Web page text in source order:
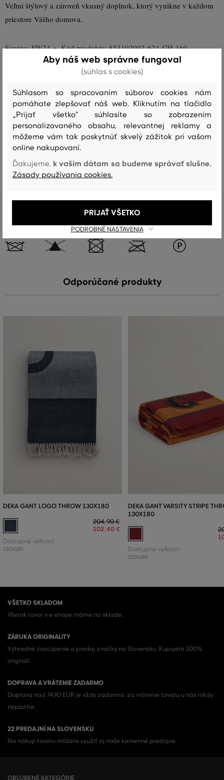
Veľmi štýlový a zároveň vkusný doplnok, ktorý vynikne v každom
priestore Vášho domova.
Sezóna: FW24 Kód produktu:853102002-624-GH-160
Zloženie
vrchný materiál
BAVLNA
35 % 35 % 15 %
RECYKLOVANÝ POLYAMID
13 % 2 %
Starostlivosť
SUŠENIE ŽEHLENIE
Odporúčané produkty
DEKA GANT LOGO THROW 130X180
204,90 €
102,40 €
Dostupné veľkosti:
130x180
DEKA GANT VARSITY STRIPE
130X180
Dostupné veľkosti:
130x180
VŠETKO SKLADOM
Všetok tovar v e-shope máme na sklade.
ZÁRUKA ORIGINALITY
Výhradné zastúpenie a predaj značky na Slovensku. Kupujete 100%
originál.
DOPRAVA A VRÁTENIE ZADARMO
Doprava nad 74,90 EUR je vždy zadarmo, za vrátenie tovaru u nás nikdy
neplatíte.
22 PREDAJNÍ NA SLOVENSKU
Na nákup tovaru môžete využiť aj naše kamenné predajne.
OBĽÚBENÉ KATEGÓRIE
Aby náš web správne fungoval
(súhlas s cookies)
Súhlasom so spracovaním súborov cookies nám
pomáhate zlepšovať náš web. Kliknutím na tlačidlo
„Prijať všetko" súhlasíte so zobrazením
personalizovaného obsahu, relevantnej reklamy a
môžeme vám tak poskytnúť skvelý zážitok pri vašom
online nakupovaní.
Ďakujeme, k vašim dátam sa budeme správať slušne.
Zásady používania cookies.
PODROBNÉ NASTAVENIA
PRIJAŤ VŠETKO